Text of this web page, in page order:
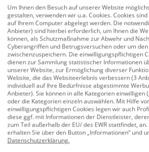
Ideal geeignet für fließende und stark
Gewässer. Die Körbe zeichnen sich
hohe Stabilität aus, dadurch können
Befüllen nicht verbiegen. Durch die
bleiben sie stets sicher auf dem
7 mm Gitterhöhe
80 g
eckig
Herstellerinformationen: PALADIN
Alte Ziegelei 24 | 51588 Nümbrecht-
DEUTSCHLAND | eMail:
Um Ihnen den Besuch auf unserer Website
gestalten, verwenden wir u.a. Cookies. Cookies
auf Ihrem Computer abgelegt werden. Die
Anbieter) sind hierbei erforderlich, um Ihnen die
können, als Schutzmaßnahme zur Abwehr und
Cyberangriffen und Betrugsversuchen oder um
zwischenzuspeichern. Die einwilligungspflichtigen
dienen zur Sammlung statistischer Informationen
unserer Website, zur Ermöglichung diverser
Website, die das Websiteerlebnis verbessern (3
individuell auf Ihre Bedürfnisse abgestimmte
Anbieter). Sie können in alle Kategorien einwilligen
oder die Kategorien einzeln auswählen. Mit Hilfe
einwilligungspflichtigen Cookies legen wir auch
diese ggf. mit Informationen der Dienstleister,
zum Teil außerhalb der EU/ des EWR stattfindet,
erhalten Sie über den Button „Informationen“ und
Datenschutzerklärung.